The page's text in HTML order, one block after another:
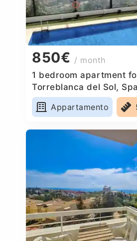
850€ / month
1 bedroom apartment
Torreblanca del Sol,
Appartamento